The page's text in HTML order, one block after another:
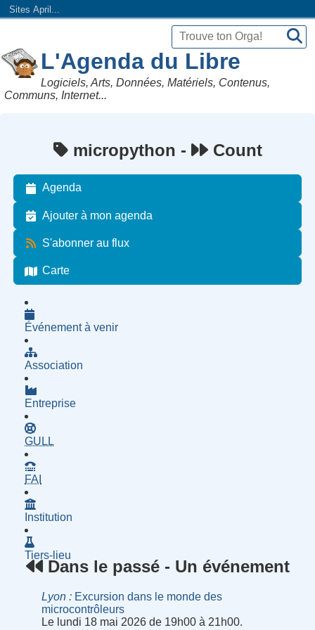
Sites April...
L'Agenda du Libre
Logiciels, Arts, Données, Matériels, Contenus,
Communs, Internet...
micropython - Count
Agenda
Ajouter à mon agenda
S'abonner au flux
Carte
Événement à venir
Association
Entreprise
GULL
FAI
Institution
Tiers-lieu
Dans le passé - Un événement
Lyon
Excursion dans le monde des
microcontrôleurs
Le lundi 18 mai 2026 de 19h00 à 21h00.